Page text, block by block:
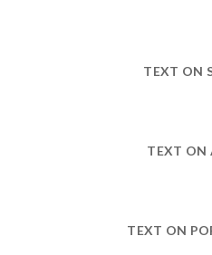
TEXT ON
TEXT ON
TEXT ON